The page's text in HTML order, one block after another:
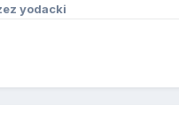
yodacki